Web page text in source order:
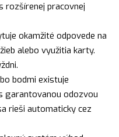
rozšírenej pracovnej
okamžité odpovede na
alebo využitia karty.
bodmi existuje
garantovanou odozvou
rieši automaticky cez